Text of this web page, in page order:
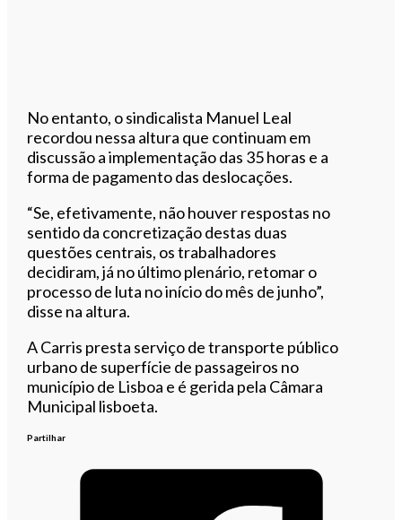
No entanto, o sindicalista Manuel Leal
recordou nessa altura que continuam em
discussão a implementação das 35 horas e a
forma de pagamento das deslocações.
“Se, efetivamente, não houver respostas no
sentido da concretização destas duas
questões centrais, os trabalhadores
decidiram, já no último plenário, retomar o
processo de luta no início do mês de junho”,
disse na altura.
A Carris presta serviço de transporte público
urbano de superfície de passageiros no
município de Lisboa e é gerida pela Câmara
Municipal lisboeta.
Partilhar